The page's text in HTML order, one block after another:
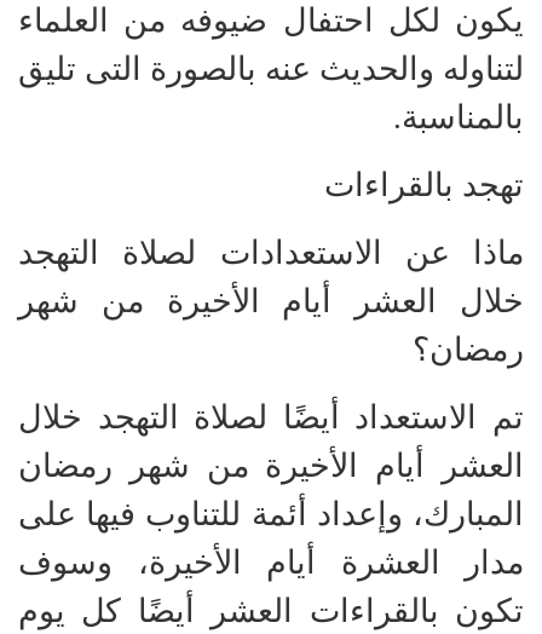
يكون لكل احتفال ضيوفه من العلماء
لتناوله والحديث عنه بالصورة التى تليق
بالمناسبة.
تهجد بالقراءات
ماذا عن الاستعدادات لصلاة التهجد
خلال العشر أيام الأخيرة من شهر
رمضان؟
تم الاستعداد أيضًا لصلاة التهجد خلال
العشر أيام الأخيرة من شهر رمضان
المبارك، وإعداد أئمة للتناوب فيها على
مدار العشرة أيام الأخيرة، وسوف
تكون بالقراءات العشر أيضًا كل يوم